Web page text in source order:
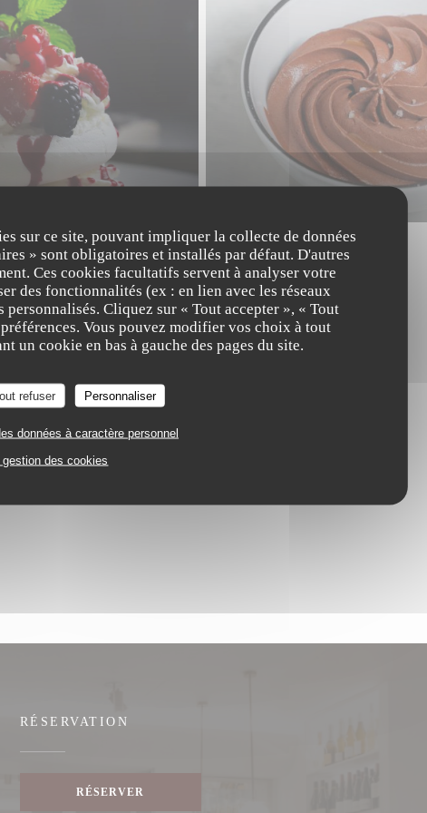
sur ce site, pouvant impliquer la collecte de données
» sont obligatoires et installés par défaut. D'autres
Ces cookies facultatifs servent à analyser votre
des fonctionnalités (ex : en lien avec les réseaux
Cliquez sur « Tout accepter », « Tout
Vous pouvez modifier vos choix à tout
un cookie en bas à gauche des pages du site.
refuser Personnaliser
données à caractère personnel
des cookies
RÉSERVATION
RÉSERVER